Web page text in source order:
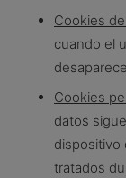
Cookies
cuando el
Cookies
datos
dispositivo
tratados